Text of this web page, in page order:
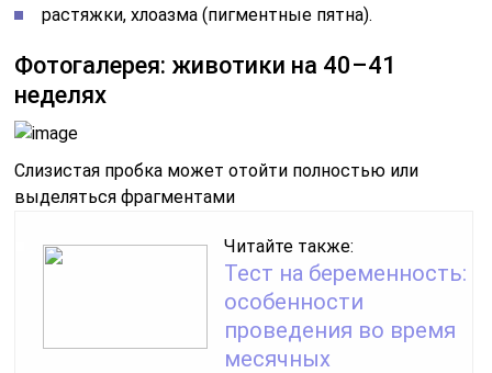
растяжки, хлоазма (пигментные пятна).
Фотогалерея: животики на 40–41
неделях
Слизистая пробка может отойти полностью или
выделяться фрагментами
Читайте также:
Тест на беременность:
особенности
проведения во время
месячных